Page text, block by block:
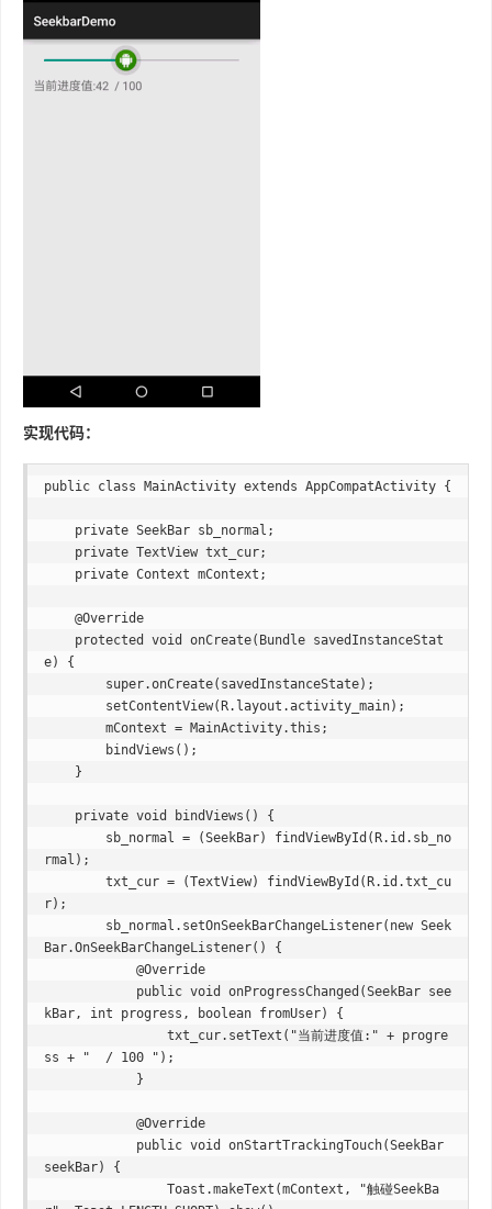
实现代码：
public class MainActivity extends AppCompatActivity {
e) {
rmal);
r);
Bar.OnSeekBarChangeListener() {
kBar, int progress, boolean fromUser) {
ss + "  / 100 ");
seekBar) {